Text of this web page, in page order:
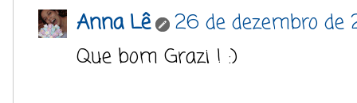
Anna Lê
26 de dezembro de
Que bom Grazi ! :)